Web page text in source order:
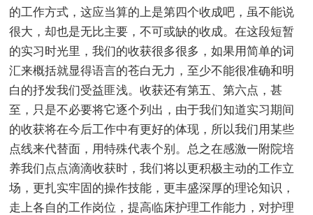
的工作方式，这应当算的上是第四个收成吧，虽不能说
很大，却也是无比主要，不可或缺的收成。在这段短暂
的实习时光里，我们的收获很多很多，如果用简单的词
汇来概括就显得语言的苍白无力，至少不能很准确和明
白的抒发我们受益匪浅。收获还有第五、第六点，甚
至，只是不必要将它逐个列出，由于我们知道实习期间
的收获将在今后工作中有更好的体现，所以我们用某些
点线来代替面，用特殊代表个别。总之在感激一附院培
养我们点点滴滴收获时，我们将以更积极主动的工作立
场，更扎实牢固的操作技能，更丰盛深厚的理论知识，
走上各自的工作岗位，提高临床护理工作能力，对护理